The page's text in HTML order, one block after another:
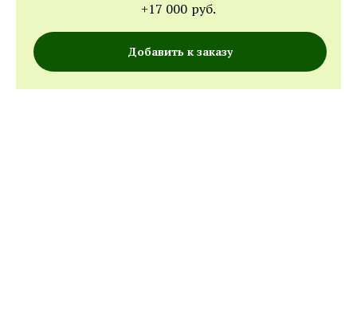
+17 000 руб.
Добавить к заказу